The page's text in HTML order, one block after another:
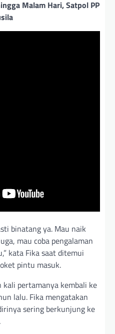
Malam Hari, Satpol PP
binatang ya. Mau naik
mau coba pengalaman
kata Fika saat ditemui
pintu masuk.
pertamanya kembali ke
lalu. Fika mengatakan
sering berkunjung ke